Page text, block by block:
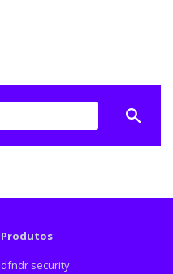
Produtos
dfndr security